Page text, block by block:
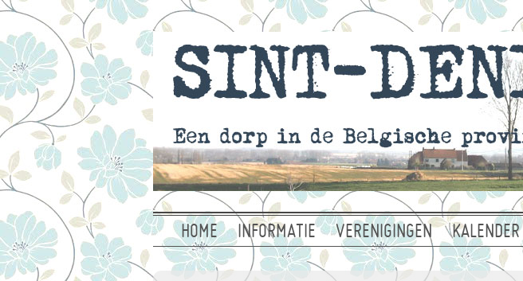
HOME INFORMATIE VERENIGINGEN KALENDER